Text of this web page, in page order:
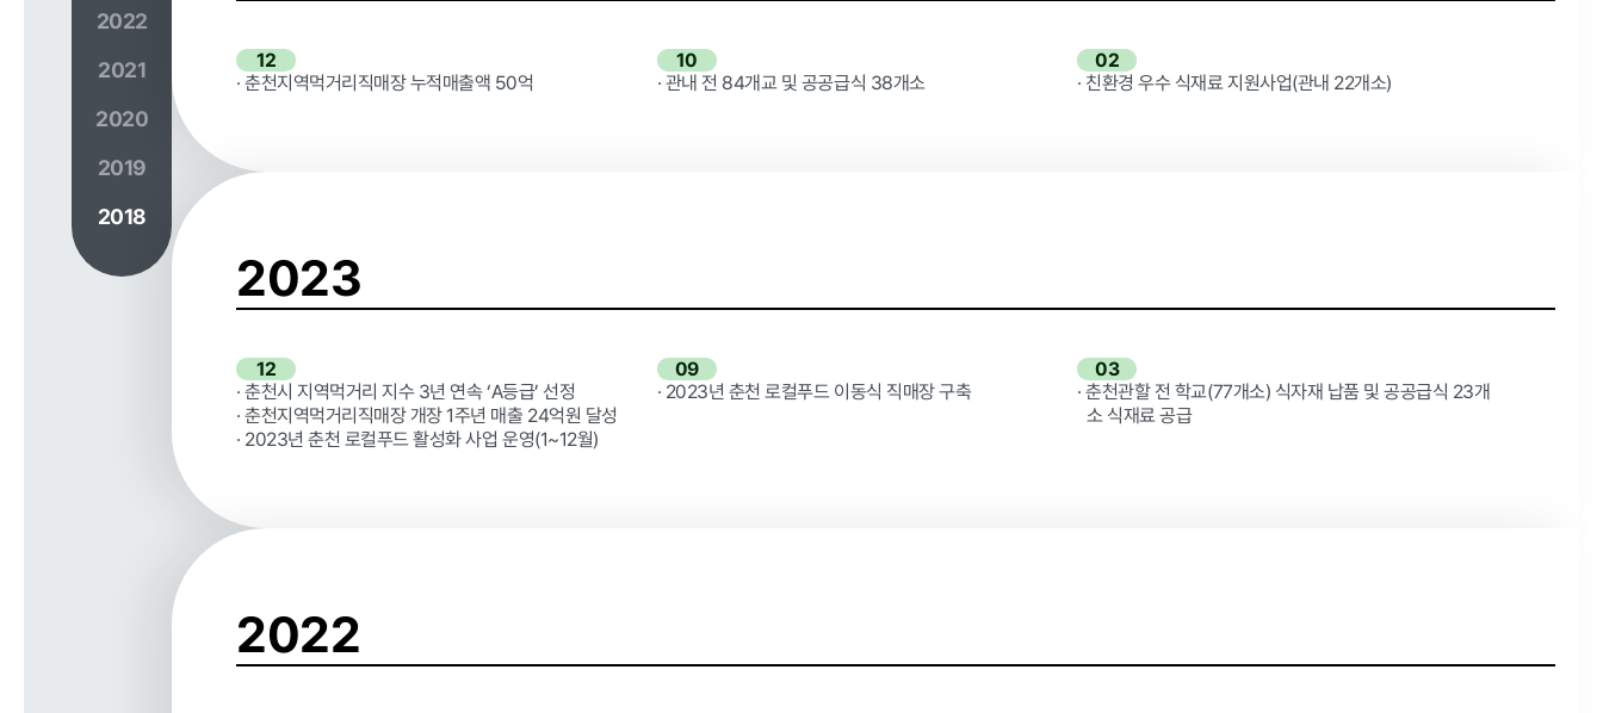
경영공시
경영목표 및 운영계획
재무현황
임원 및 운영인력 현황
임직원 친인척 현황
인건비 예산 및 집행현황
행정정보공개
2022
2021
2020
2019
2018
12
· 춘천지역먹거리직매장 누적매출액 50억
10
· 관내 전 84개교 및 공공급식 38개소
02
· 친환경 우수 식재료 지원사업(관내 22개소)
2023
12
· 춘천시 지역먹거리 지수 3년 연속 ‘A등급’ 선정
· 춘천지역먹거리직매장 개장 1주년 매출 24억원 달성
· 2023년 춘천 로컬푸드 활성화 사업 운영(1~12월)
09
· 2023년 춘천 로컬푸드 이동식 직매장 구축
03
· 춘천관할 전 학교(77개소) 식자재 납품 및 공공급식 23개
소 식재료 공급
2022